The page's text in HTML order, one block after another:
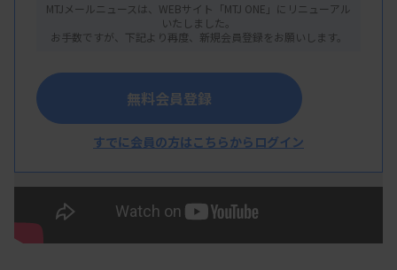
のの機体改良や運航管理上のルール緩和で、こうし
た動向を見ながらの検証が継続的に行われる計画と
なっている。
ドローンによる検体搬送の取り組みは、内閣府の
「スーパーシティ型国家戦略特区」であるつくば市
内で実施。規制改革を通じた先端的サービスの実現
MTJメールニュースは、WEBサイト「MTJ ONE」にリニューアル
いたしました。
お手数ですが、下記より再度、新規会員登録をお願いします。
無料会員登録
すでに会員の方はこちらからログイン